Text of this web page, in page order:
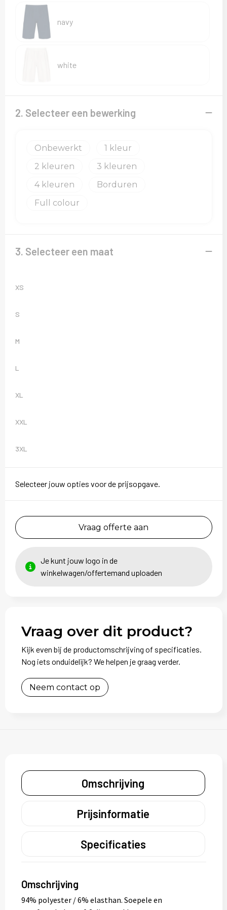
T-Shirts
navy
white
2. Selecteer een bewerking
Onbewerkt
1
2
3
4
Borduren
Full colour
3. Selecteer een maat
XS
S
M
L
XL
XXL
3XL
Selecteer jouw opties voor de prijsopgave.
Vraag offerte aan
Je kunt jouw logo in de
winkelwagen/offertemand uploaden
Vraag over dit product?
Kijk even bij de productomschrijving of specificaties.
Nog iets onduidelijk? We helpen je graag verder.
Neem contact op
Omschrijving
Prijsinformatie
Specificaties
Omschrijving
94% polyester / 6% elasthan. Soepele en